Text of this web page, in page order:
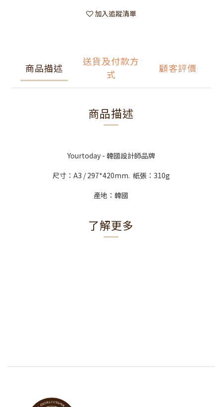
加入追蹤清單
商品描述
送貨及付款方
式
顧客評價
商品描述
Yourtoday - 韓國設計師品牌
尺寸：A3 / 297*420mm. 紙張：310g
產地：韓國
了解更多